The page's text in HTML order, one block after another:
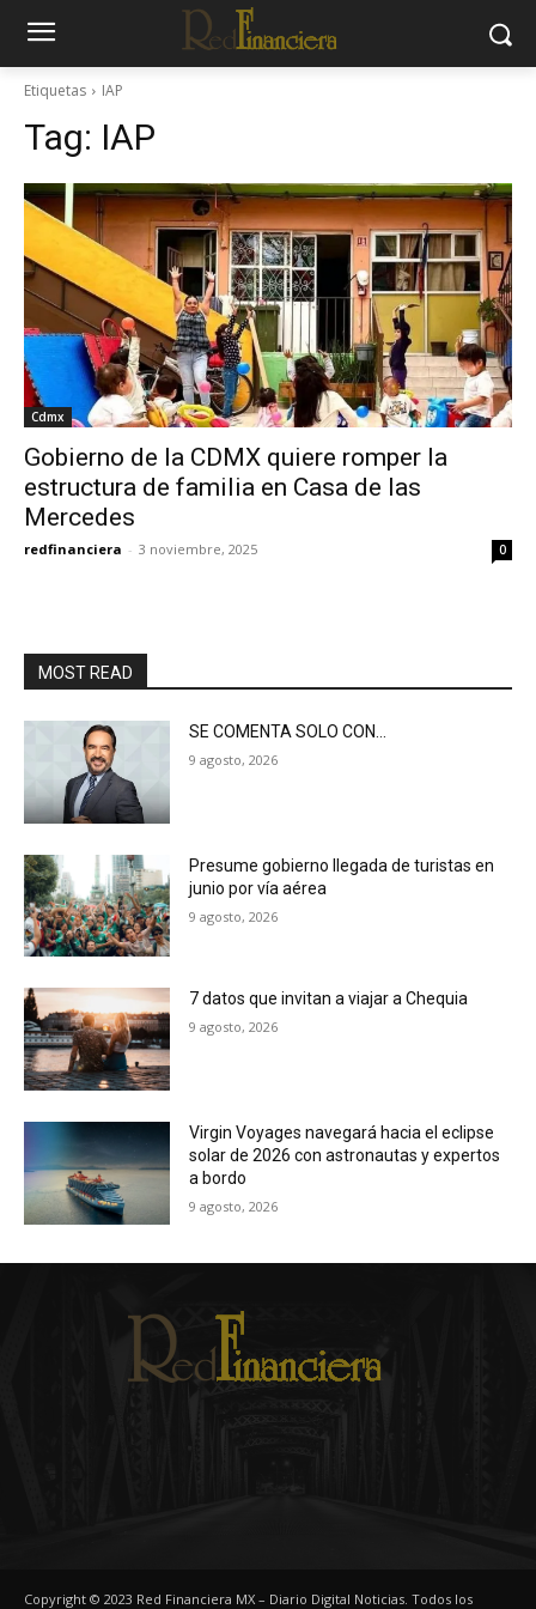
Etiquetas IAP
Tag: IAP
Cdmx
Gobierno de la CDMX quiere romper la
estructura de familia en Casa de las
Mercedes
redfinanciera - 3 noviembre, 2025 0
MOST READ
SE COMENTA SOLO CON…
9 agosto, 2026
Presume gobierno llegada de turistas en
junio por vía aérea
9 agosto, 2026
7 datos que invitan a viajar a Chequia
9 agosto, 2026
Virgin Voyages navegará hacia el eclipse
solar de 2026 con astronautas y expertos
a bordo
9 agosto, 2026
Copyright © 2023 Red Financiera MX – Diario Digital Noticias. Todos los